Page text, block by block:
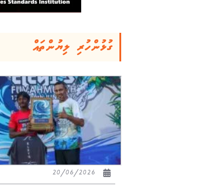
ގުޅުންހުރި ލިޔުންތައް
20/06/2026